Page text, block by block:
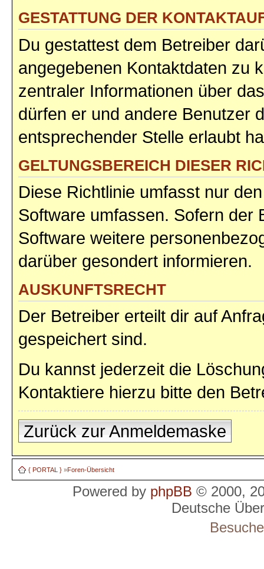
GESTATTUNG DER
Du gestattest dem Betreiber
angegebenen Kontaktdaten zu
zentraler Informationen über
dürfen er und andere Benutzer
entsprechender Stelle erlaubt
GELTUNGSBEREICH DIESER
Diese Richtlinie umfasst nur
Software umfassen. Sofern der
Software weitere
darüber gesondert informieren.
AUSKUNFTSRECHT
Der Betreiber erteilt dir auf
gespeichert sind.
Du kannst jederzeit die
Kontaktiere hierzu bitte den
Zurück zur Anmeldemaske
{ PORTAL } »Foren-Übersicht
Powered by phpBB © 2000,
Deutsche